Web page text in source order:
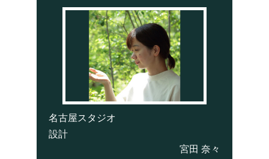
名古屋スタジオ
設計
宮田 奈々